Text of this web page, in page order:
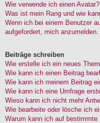
Wie verwende ich einen Avatar?
Was ist mein Rang und wie
Wenn ich bei einem Benutzer
aufgefordert, mich anzumelden.
Beiträge schreiben
Wie erstelle ich ein neues
Wie kann ich einen Beitrag
Wie kann ich meinem Beitrag
Wie kann ich eine Umfrage
Wieso kann ich nicht mehr
Wie bearbeite oder lösche ich
Warum kann ich auf bestimmte